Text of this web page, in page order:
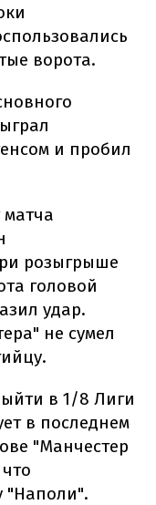
ворота.
и пробил
матча
розыгрыше
головой
удар.
не сумел
в 1/8 Лиги
в последнем
"Манчестер
"Наполи".